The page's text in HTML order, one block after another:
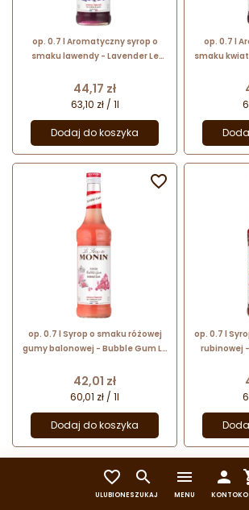

ULUBIONE

SZUKAJ
menu
MENU

KONTO
op. 0.7 l Aromatyczny syrop o
smaku lawendy - Lavender Le
Cena
44,17 zł
63,10 zł / 1l
Dodaj do koszyka
op. 0.7 l
smaku
op. 0.7 l Syrop o smaku różowej
gumy balonowej - Bubble Gum Le
Cena
42,01 zł
60,01 zł / 1l
Dodaj do koszyka

op. 0.7 l
rubinowej
 1 2 